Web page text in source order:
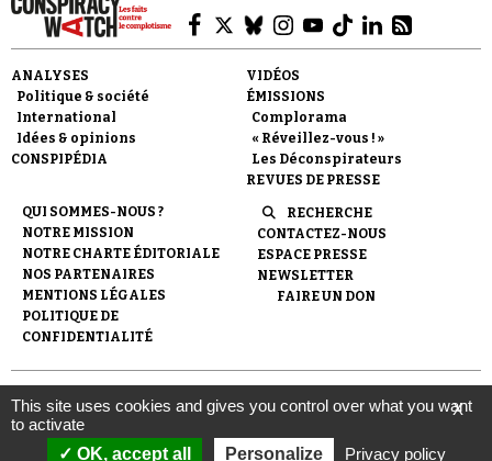
ANALYSES
Politique & société
International
Idées & opinions
CONSPIPÉDIA
VIDÉOS
ÉMISSIONS
Complorama
« Réveillez-vous ! »
Les Déconspirateurs
REVUES DE PRESSE
QUI SOMMES-NOUS ?
NOTRE MISSION
NOTRE CHARTE ÉDITORIALE
NOS PARTENAIRES
MENTIONS LÉGALES
POLITIQUE DE
CONFIDENTIALITÉ
RECHERCHE
CONTACTEZ-NOUS
ESPACE PRESSE
NEWSLETTER
FAIRE UN DON
© 2007- 2026 Conspiracy Watch | Une réalisation de
l'Observatoire du conspirationnisme (association loi de 1901) avec
le soutien de la Fondation pour la Mémoire de la Shoah.
X
This site uses cookies and gives you control over what you want
to activate
OK, accept all
Personalize Privacy policy